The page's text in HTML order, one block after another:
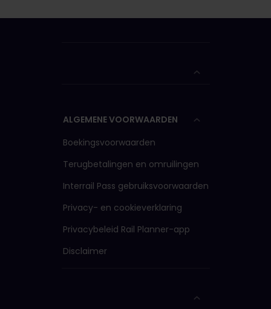
ALGEMENE VOORWAARDEN
Boekingsvoorwaarden
Terugbetalingen en omruilingen
Interrail Pass gebruiksvoorwaarden
Privacy- en cookieverklaring
Privacybeleid Rail Planner-app
Disclaimer